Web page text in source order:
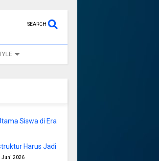
SEARCH
Siswa di Era
Harus Jadi
Juni 2026